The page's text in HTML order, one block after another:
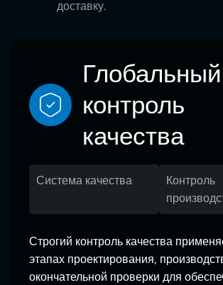
доставку.
Глобальный
контроль
качества
Система качества
Контроль
Строгий контроль качества
этапах проектирования,
окончательной проверки для